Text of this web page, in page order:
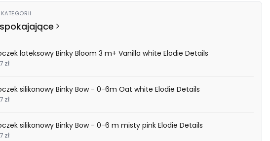
lateksowy Binky Bloom 3 m+ Vanilla white Elodie Details
zł
silikonowy Binky Bow - 0-6m Oat white Elodie Details
zł
silikonowy Binky Bow - 0-6 m misty pink Elodie Details
zł